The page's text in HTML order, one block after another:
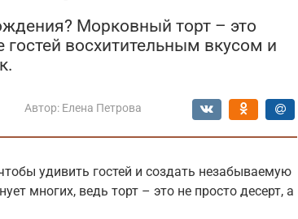
Морковный торт – это
восхитительным вкусом и
Автор: Елена Петрова
удивить гостей и создать незабываемую
многих, ведь торт – это не просто десерт, а